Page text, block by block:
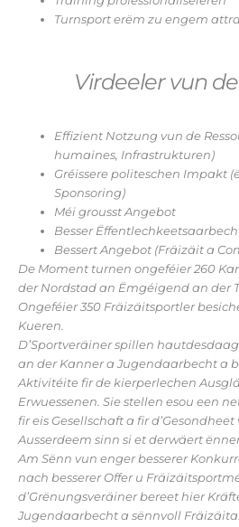
Turnsport erëm zu engem
Virdeeler vun
Effizient Notzung vun de
humaines, Infrastrukturen)
Gréissere politeschen Impakt
Sponsoring)
Méi grousst Angebot
Besser
Bessert Angebot (Fräizäit a
De Moment turnen ongeféier 260
der Nordstad an Ëmgéigend an der
Ongeféier 350 Fräizäitsportler
Kueren.
D’Sportveräiner spillen
an der Kanner a Jugendaarbecht a
Aktivitéite fir de kierperlechen
Erwuessenen. Sie stellen esou een
fir eis Gesellschaft a fir
Ausserdeem sinn si et derwäert
Am Sënn vun enger besserer
nach besserer Offer u
d’Grënungsveräiner bereet hier
Jugendaarbecht a sënnvoll